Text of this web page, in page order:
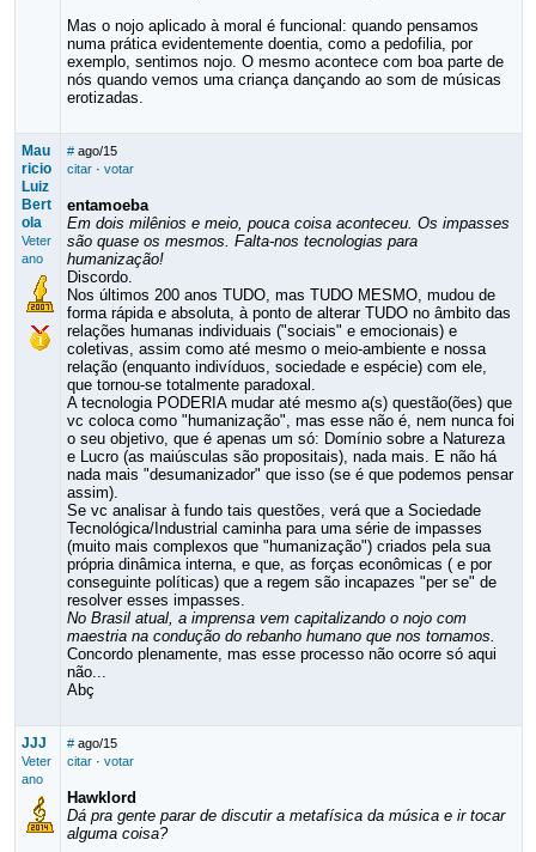
Mas o nojo aplicado à moral é funcional: quando pensamos
numa prática evidentemente doentia, como a pedofilia, por
exemplo, sentimos nojo. O mesmo acontece com boa parte de
nós quando vemos uma criança dançando ao som de músicas
erotizadas.
Mau
ricio
Luiz
Bert
ola
Veter
ano
# ago/15
citar· votar
entamoeba
Em dois milênios e meio, pouca coisa aconteceu. Os impasses
são quase os mesmos. Falta-nos tecnologias para
humanização!
Discordo.
Nos últimos 200 anos TUDO, mas TUDO MESMO, mudou de
forma rápida e absoluta, à ponto de alterar TUDO no âmbito das
relações humanas individuais ("sociais" e emocionais) e
coletivas, assim como até mesmo o meio-ambiente e nossa
relação (enquanto indivíduos, sociedade e espécie) com ele,
que tornou-se totalmente paradoxal.
A tecnologia PODERIA mudar até mesmo a(s) questão(ões) que
vc coloca como "humanização", mas esse não é, nem nunca foi
o seu objetivo, que é apenas um só: Domínio sobre a Natureza
e Lucro (as maiúsculas são propositais), nada mais. E não há
nada mais "desumanizador" que isso (se é que podemos pensar
assim).
Se vc analisar à fundo tais questões, verá que a Sociedade
Tecnológica/Industrial caminha para uma série de impasses
(muito mais complexos que "humanização") criados pela sua
própria dinâmica interna, e que, as forças econômicas ( e por
conseguinte políticas) que a regem são incapazes "per se" de
resolver esses impasses.
No Brasil atual, a imprensa vem capitalizando o nojo com
maestria na condução do rebanho humano que nos tornamos.
Concordo plenamente, mas esse processo não ocorre só aqui
não...
Abç
JJJ
Veter
ano
# ago/15
citar· votar
Hawklord
Dá pra gente parar de discutir a metafísica da música e ir tocar
alguma coisa?